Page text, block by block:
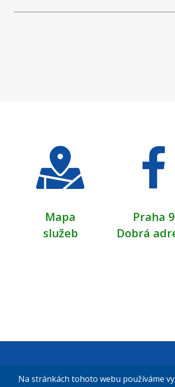
Mapa
služeb
Praha 9
Dobrá
Na stránkách tohoto webu používáme